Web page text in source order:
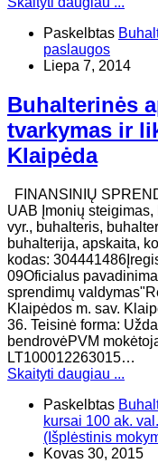
Paskelbtas
paslaugos
Liepa 7, 2014
Buhalterinės
tvarkymas ir
Klaipėda
FINANSINIŲ
UAB ​Įmonių
vyr., buhalteris,
buhalterija, apskaita,
kodas:
09Oficialus
sprendimų
Klaipėdos m. sav.
36. ​Teisinė forma:
bendrovėPVM
LT100012263015…
Skaityti daugiau ...
Paskelbtas
kursai 100 ak.
(Išplėstinis
Kovas 30, 2015